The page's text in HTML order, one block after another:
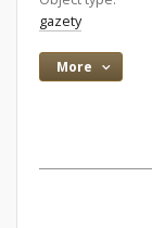
gazety
More